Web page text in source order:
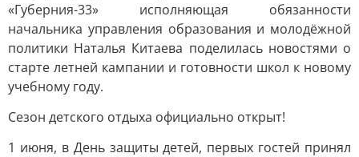
«Губерния-33» исполняющая обязанности
начальника управления образования и молодёжной
политики Наталья Китаева поделилась новостями о
старте летней кампании и готовности школ к новому
учебному году.
Сезон детского отдыха официально открыт!
1 июня, в День защиты детей, первых гостей принял